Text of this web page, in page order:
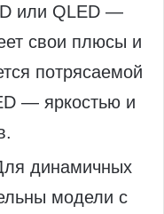
или QLED —
свои плюсы и
потрясаемой
— яркостью и
динамичных
модели с